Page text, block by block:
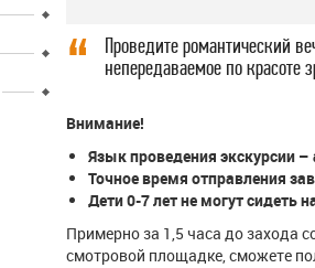
Проведите романтический
непередаваемое по красоте
Внимание!
Язык проведения экскурсии –
Точное время отправления
Дети 0-7 лет не могут сидеть
Примерно за 1,5 часа до захода
смотровой площадке, сможете